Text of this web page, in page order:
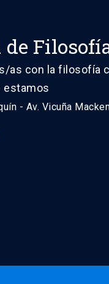
as con la filosofía
estamos
- Av. Vicuña